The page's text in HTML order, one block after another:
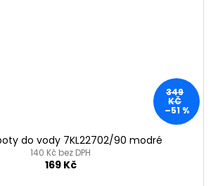
349
KČ
–51 %
do vody 7KL22702/90 modré
140 Kč bez DPH
169 Kč